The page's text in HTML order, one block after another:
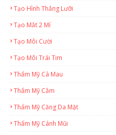
Tạo Hình Thắng Lưỡi
Tạo Mắt 2 Mí
Tạo Môi Cười
Tạo Môi Trái Tim
Thẩm Mỹ Cà Mau
Thẩm Mỹ Cằm
Thẩm Mỹ Căng Da Mặt
Thẩm Mỹ Cánh Mũi